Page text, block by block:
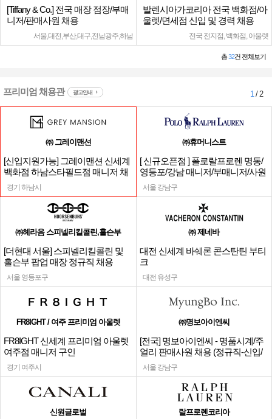
[Tiffany & Co.] 전국 매장 점장/부매
니저/판매사원 채용
서울,대전,부산,대구,전남광주,하남
발렌시아가코리아 전국 백화점/아
울렛/면세점 신입 및 경력 채용
전국 전지점, 백화점, 아울렛
총32건 전체보기
프리미엄 채용관 광고안내 1/ 2
㈜ 그레이맨션
[신입지원가능] 그레이맨션 신세계
백화점 하남스타필드점 매니저 채
용
경기 하남시
㈜휴머니스트
[ 신규오픈점 ] 폴로랄프로렌 명동/
영등포/강남 매니저/부매니저/사원
서울 강남구
㈜헤라음 스피넬리킬콜린,홀슨부
[더현대 서울] 스피넬리킬콜린 및
홀슨부 팝업 매장 정규직 채용
서울 영등포구
㈜ 제네바
대전 신세계 바쉐론 콘스탄틴 부티
크
대전 유성구
FR8IGHT / 여주 프리미엄 아울렛
FR8IGHT 신세계 프리미엄 아울렛
여주점 매니저 구인
경기 여주시
㈜명보아이엔씨
[전국] 명보아이엔씨 - 명품시계/주
얼리 판매사원 채용 (정규직-신입/
경력)
서울 강남구
신원글로벌 랄프로렌코리아